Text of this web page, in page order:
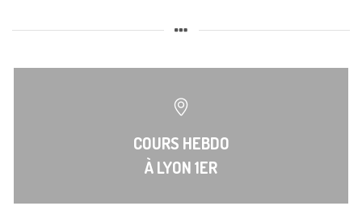
COURS HEBDO
À LYON 1ER